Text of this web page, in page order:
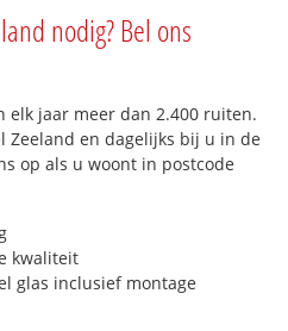
nodig? Bel ons
elk jaar meer dan 2.400 ruiten.
Zeeland en dagelijks bij u in de
op als u woont in postcode
kwaliteit
glas inclusief montage